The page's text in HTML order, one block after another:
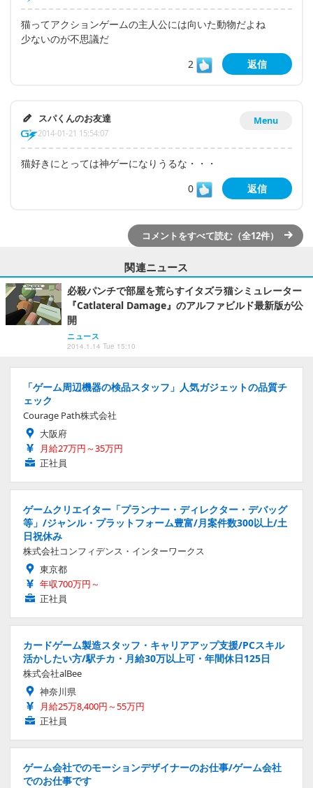
猫ってアクションゲームの主人公には向いた動物だよね
少ないのが不思議だ
2
返信
Menu
スパくんのお友達
2014-01-21 15:54:07
猫好きにとっては神ゲーになりうるな・・・
0
返信
コメントをすべて読む（全12件）
関連ニュース
必殺パンチで部屋を荒らすイタズラ猫シミュレーター
『Catlateral Damage』のアルファビルド最新版が公
開
ニュース
2014.1.14 Tue 15:10
「ゲーム周辺機器の検品スタッフ」人気ガジェットの品質チ
ェック
Courage Path株式会社
大阪府
月給27万円～35万円
正社員
ゲームクリエイター「プランナー・ディレクター・デバッグ
等」/ジャンル・プラットフォーム豊富/月案件数300以上/土
日祝休み
株式会社コンフィデンス・インターワークス
東京都
年収700万円～
正社員
カードゲーム製造スタッフ・キャリアアップ支援/PCスキル
活かしたい方/駅チカ・月給30万以上可・年間休日125日
株式会社alBee
神奈川県
月給25万8,400円～55万円
正社員
ゲーム会社でのモーションデザイナーのお仕事/ゲーム会社
でのお仕事です